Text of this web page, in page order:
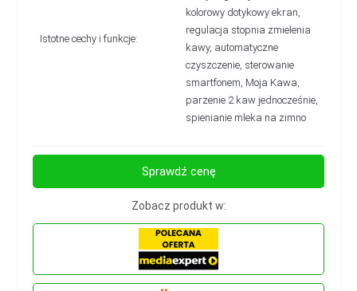
Istotne cechy i funkcje:
kolorowy dotykowy ekran,
regulacja stopnia zmielenia
kawy, automatyczne
czyszczenie, sterowanie
smartfonem, Moja Kawa,
parzenie 2 kaw jednocześnie,
spienianie mleka na zimno
Sprawdź cenę
Zobacz produkt w: